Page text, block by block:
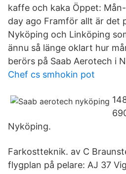
kaffe och kaka Öppet: Mån-
day ago Framför allt är det
Nyköping och Linköping
ännu så länge oklart hur
berörs på Saab Aerotech i
Chef cs smhokin pot
Nyköping.
Farkostteknik. av C
flygplan på pelare: AJ 37